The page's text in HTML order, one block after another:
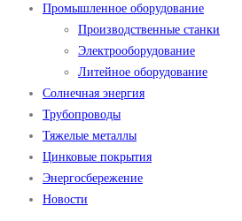
Промышленное оборудование
Производственные станки
Электрооборудование
Литейное оборудование
Солнечная энергия
Трубопроводы
Тяжелые металлы
Цинковые покрытия
Энергосбережение
Новости